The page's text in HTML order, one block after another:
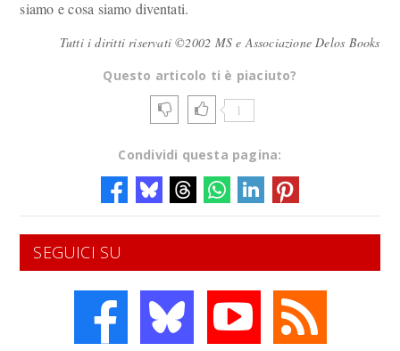
siamo e cosa siamo diventati.
Tutti i diritti riservati ©2002 MS e Associazione Delos Books
Questo articolo ti è piaciuto?
1
Condividi questa pagina:
SEGUICI SU